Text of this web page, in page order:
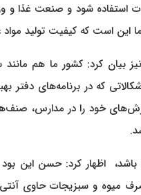
شود و صنعت غذا و
این است که کیفیت تولید
نیز بیان کرد: کشور ما هم
که در برنامه‌های دفتر
خود را در مدارس،
باشد، ‌ اظهار کرد: حسن این
و سبزیجات حاوی